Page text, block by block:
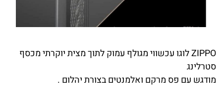
ZIPPO לוגו עכשווי מגולף עמוק לתוך מצית יוקרתי מכסף
סטרלינג
מודגש עם פס מרקם ואלמנטים בצורת יהלום .